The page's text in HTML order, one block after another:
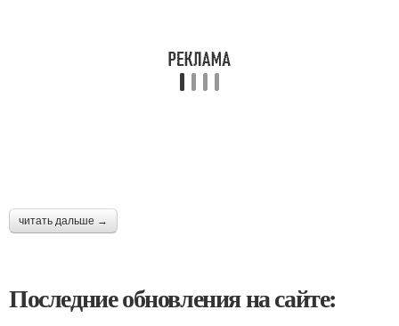
читать дальше →
Последние обновления на сайте: